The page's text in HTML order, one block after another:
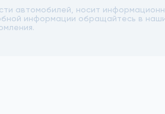
автомобилей, носит
информации обращайтесь в